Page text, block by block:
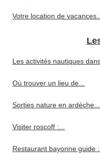
Votre location de vacances...
Les activités nautiques
Où trouver un lieu de...
Sorties nature en ardèche...
Visiter roscoff :...
Restaurant bayonne guide